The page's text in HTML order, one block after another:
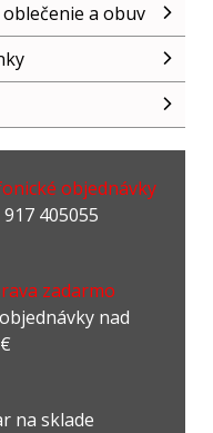
a obuv
objednávky
405055
zadarmo
nad
na sklade